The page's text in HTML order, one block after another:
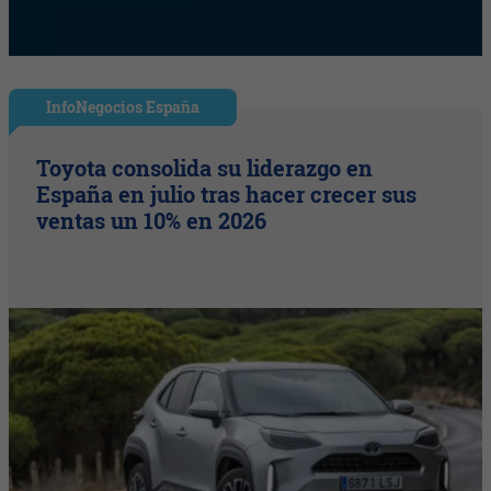
InfoNegocios España
Toyota consolida su liderazgo en
España en julio tras hacer crecer sus
ventas un 10% en 2026